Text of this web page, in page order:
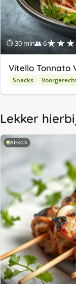
⏱ 30 min👥 6
Vitello Tonnato
Snacks
Lekker
AI-kok